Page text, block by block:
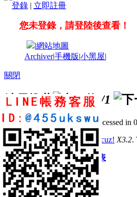
登錄 | 立即註冊
您未登錄，請登陸後查看！
|網站地圖
Archiver|手機版|小黑屋|
關閉
站長推薦 /1
GMT+8, 2026-8-9 17:10, Processed in
© 2001-2011 Powered byDiscuz! X3.2.
快速回復 返回頂部 返回列表